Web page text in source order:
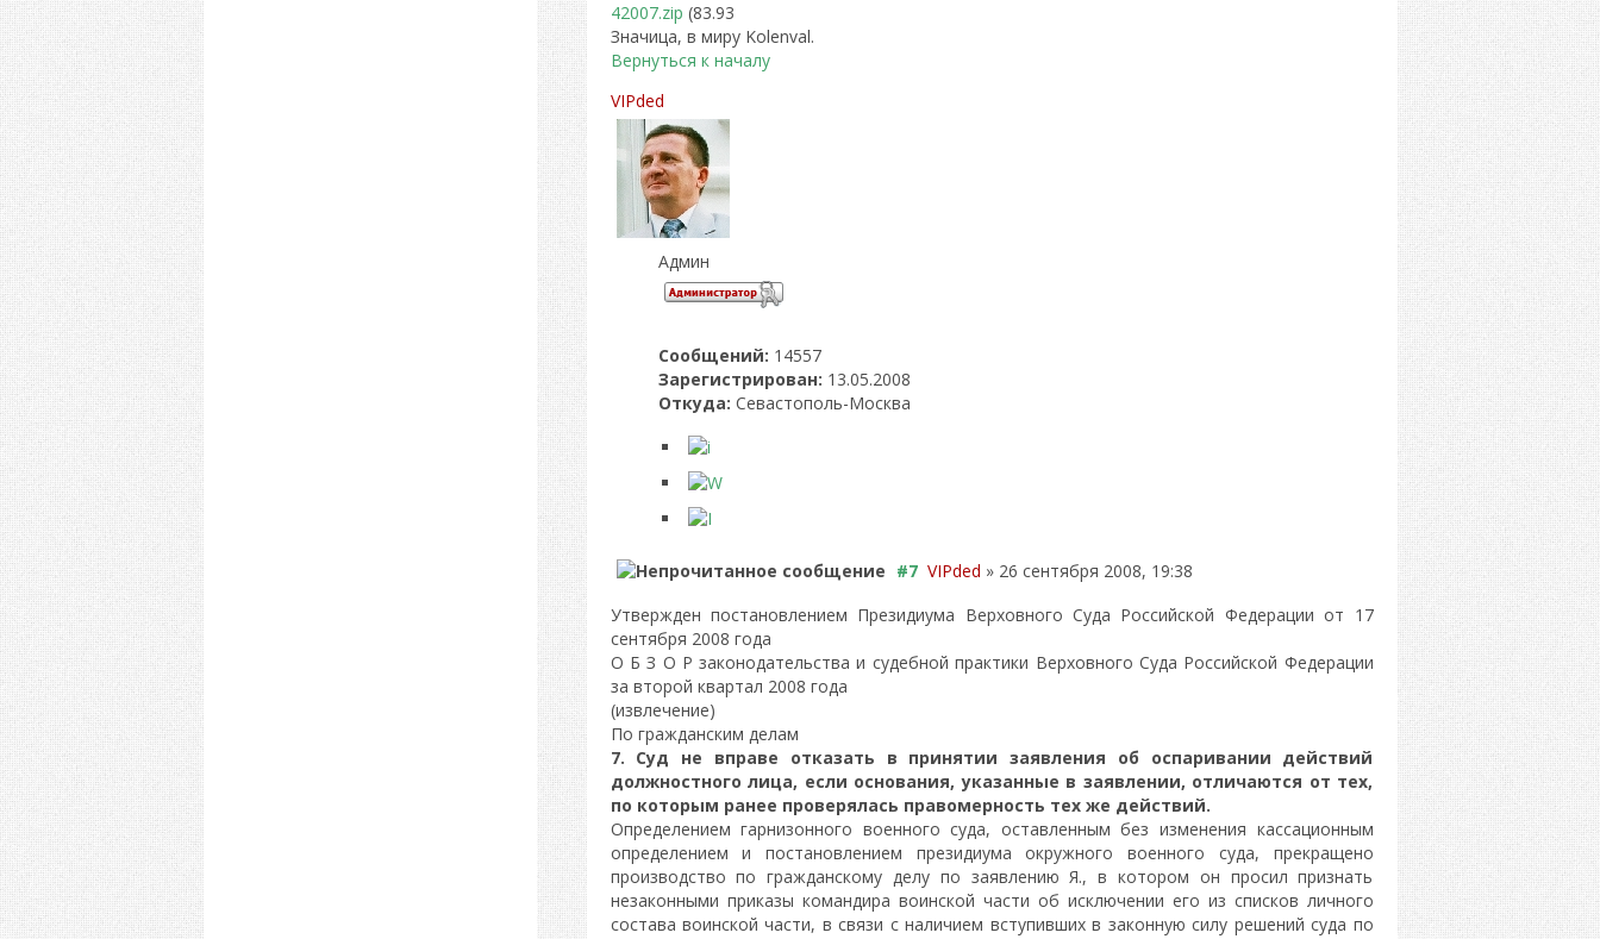
42007.zip (83.93
Значица, в миру Kolenval.
Вернуться к началу
VIPded
Админ
Сообщений: 14557
Зарегистрирован: 13.05.2008
Откуда: Севастополь-Москва
#7 VIPded » 26 сентября 2008, 19:38
Утвержден постановлением Президиума Верховного Суда Российской Федерации от 17
сентября 2008 года
О Б З О Р законодательства и судебной практики Верховного Суда Российской Федерации
за второй квартал 2008 года
(извлечение)
По гражданским делам
7. Суд не вправе отказать в принятии заявления об оспаривании действий
должностного лица, если основания, указанные в заявлении, отличаются от тех,
по которым ранее проверялась правомерность тех же действий.
Определением гарнизонного военного суда, оставленным без изменения кассационным
определением и постановлением президиума окружного военного суда, прекращено
производство по гражданскому делу по заявлению Я., в котором он просил признать
незаконными приказы командира воинской части об исключении его из списков личного
состава воинской части, в связи с наличием вступивших в законную силу решений суда по